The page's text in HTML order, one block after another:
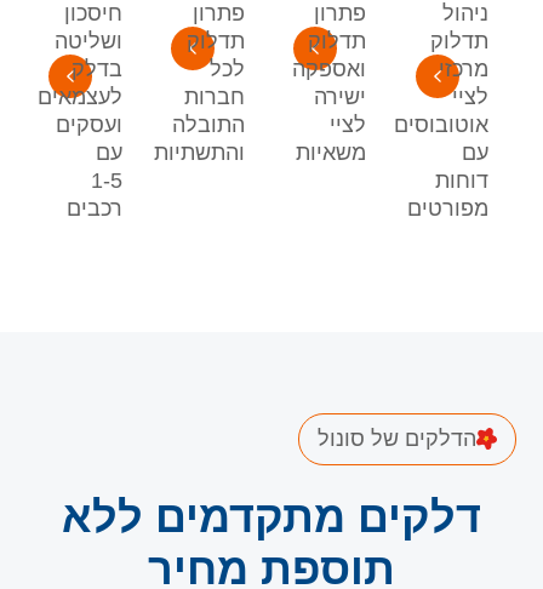
ניהול
תדלוק
מרכזי
לציי
אוטובוסים
עם
דוחות
מפורטים
פתרון
תדלוק
ואספקה
ישירה
לציי
משאיות
פתרון
תדלוק
לכל
חברות
התובלה
והתשתיות
חיסכון
ושליטה
בדלק
לעצמאים
ועסקים
עם
1-5
רכבים
הדלקים של סונול
דלקים מתקדמים ללא
תוספת מחיר